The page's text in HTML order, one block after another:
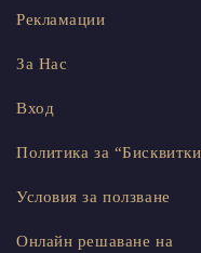
Рекламации
За Нас
Вход
Политика за
Условия за ползване
Онлайн решаване на